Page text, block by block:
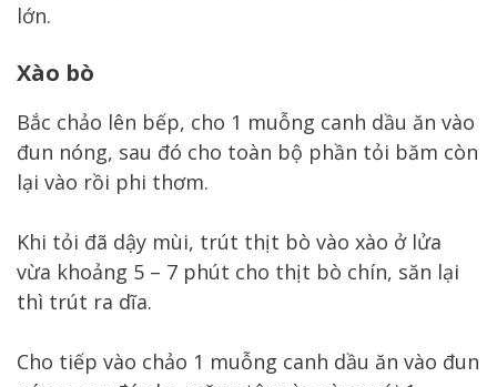
lớn.
Xào bò
Bắc chảo lên bếp, cho 1 muỗng canh dầu ăn vào
đun nóng, sau đó cho toàn bộ phần tỏi băm còn
lại vào rồi phi thơm.
Khi tỏi đã dậy mùi, trút thịt bò vào xào ở lửa
vừa khoảng 5 – 7 phút cho thịt bò chín, săn lại
thì trút ra dĩa.
Cho tiếp vào chảo 1 muỗng canh dầu ăn vào đun